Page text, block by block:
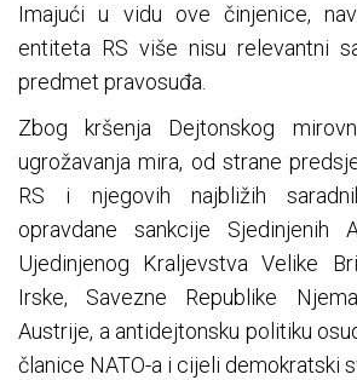
Imajući u vidu ove činjenice,
entiteta RS više nisu relevantni
predmet pravosuđa.
Zbog kršenja Dejtonskog
ugrožavanja mira, od strane
RS i njegovih najbližih
opravdane sankcije Sjedinjenih
Ujedinjenog Kraljevstva Velike
Irske, Savezne Republike
Austrije, a antidejtonsku politiku
članice NATO-a i cijeli demokratski